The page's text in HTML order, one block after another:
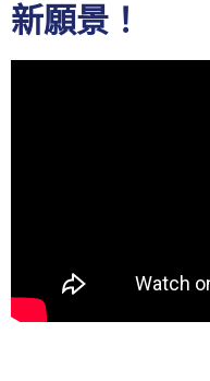
新願景！